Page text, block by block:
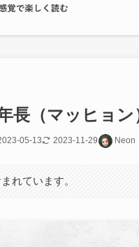
長（マッヒョ
05-13 2023-11-29 Neon
れています。